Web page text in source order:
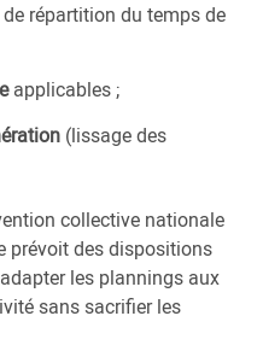
de répartition du temps de
applicables ;
(lissage des
collective nationale
prévoit des dispositions
les plannings aux
sans sacrifier les